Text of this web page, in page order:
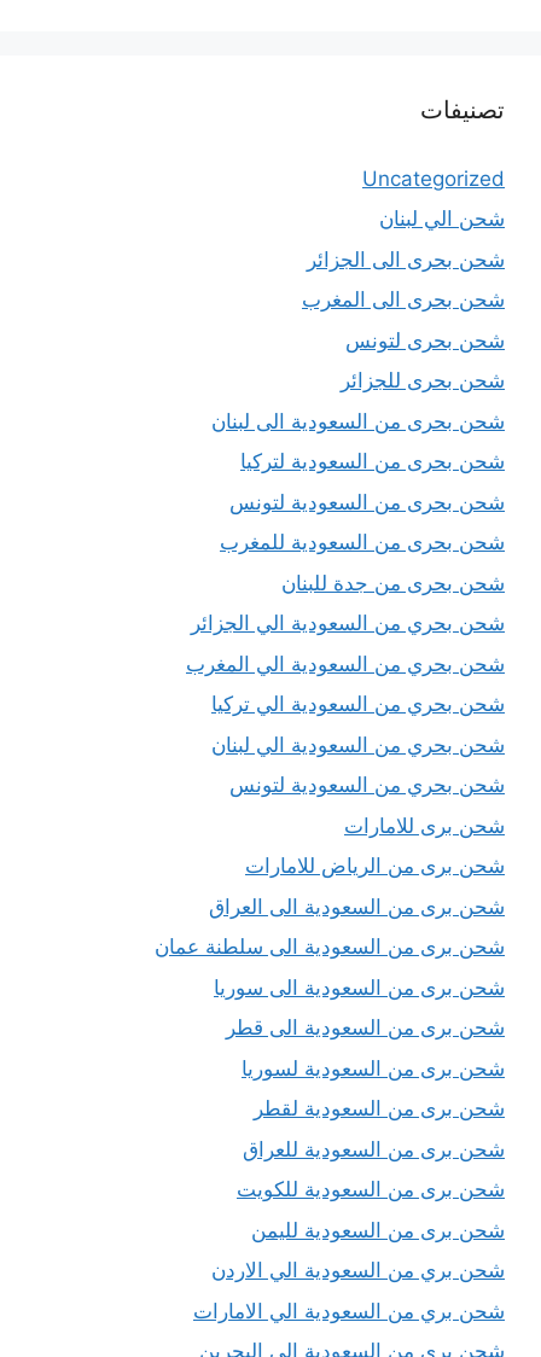
تصنيفات
Uncategorized
شحن الي لبنان
شحن بحرى الى الجزائر
شحن بحرى الى المغرب
شحن بحرى لتونس
شحن بحرى للجزائر
شحن بحرى من السعودية الى لبنان
شحن بحرى من السعودية لتركيا
شحن بحرى من السعودية لتونس
شحن بحرى من السعودية للمغرب
شحن بحرى من جدة للبنان
شحن بحري من السعودية الي الجزائر
شحن بحري من السعودية الي المغرب
شحن بحري من السعودية الي تركيا
شحن بحري من السعودية الي لبنان
شحن بحري من السعودية لتونس
شحن برى للامارات
شحن برى من الرياض للامارات
شحن برى من السعودية الى العراق
شحن برى من السعودية الى سلطنة عمان
شحن برى من السعودية الى سوريا
شحن برى من السعودية الى قطر
شحن برى من السعودية لسوريا
شحن برى من السعودية لقطر
شحن برى من السعودية للعراق
شحن برى من السعودية للكويت
شحن برى من السعودية لليمن
شحن بري من السعودية الي الاردن
شحن بري من السعودية الي الامارات
شحن بري من السعودية الي البحرين